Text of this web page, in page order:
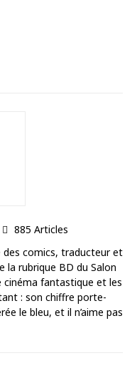
885 Articles
des comics, traducteur et
la rubrique BD du Salon
cinéma fantastique et les
: son chiffre porte-
le bleu, et il n’aime pas